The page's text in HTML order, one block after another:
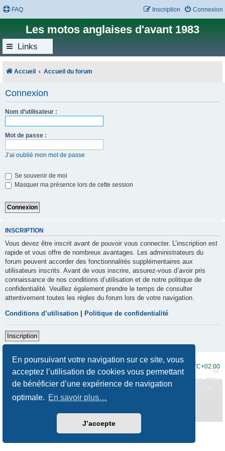
En poursuivant votre navigation sur ce site, vous
acceptez l’utilisation de cookies vous permettant
de bénéficier d’une expérience de navigation
optimale. En savoir plus…
J’accepte
FAQ Connexion
Inscription
Les motos anglaises d'avant 1983
Links
Accueil Accueil du forum
Connexion
Nom d’utilisateur :
Mot de passe :
J’ai oublié mon mot de passe
Se souvenir de moi
Masquer ma présence lors de cette session
INSCRIPTION
Vous devez être inscrit avant de pouvoir vous connecter. L’inscription est
rapide et vous offre de nombreux avantages. Les administrateurs du
forum peuvent accorder des fonctionnalités supplémentaires aux
utilisateurs inscrits. Avant de vous inscrire, assurez-vous d’avoir pris
connaissance de nos conditions d’utilisation et de notre politique de
confidentialité. Veuillez également prendre le temps de consulter
attentivement toutes les règles du forum lors de votre navigation.
Conditions d’utilisation Politique de confidentialité
Inscription
UTC+02:00
Développé par phpBB® Forum Software © phpBB Limited
Traduction française officielle
Prosilver New Edition
Confidentialité|Conditions